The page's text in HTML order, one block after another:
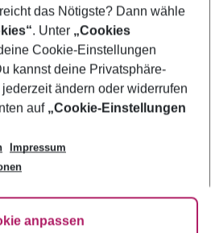
das Nötigste? Dann wähle
. Unter „Cookies
Cookie-Einstellungen
kannst deine Privatsphäre-
ändern oder widerrufen
auf „Cookie-Einstellungen
Impressum
anpassen